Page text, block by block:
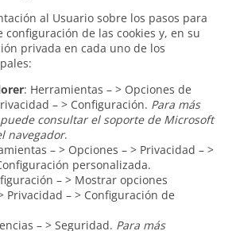
al Usuario sobre los pasos para
configuración de las cookies y, en su
privada en cada uno de los
: Herramientas – > Opciones de
– > Configuración. Para más
consultar el soporte de Microsoft
navegador.
– > Opciones – > Privacidad – >
personalizada.
– > Mostrar opciones
Privacidad – > Configuración de
– > Seguridad. Para más